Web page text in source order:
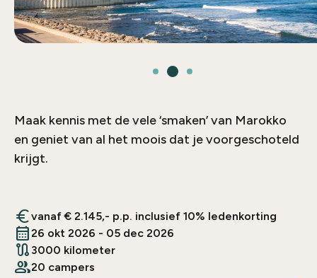
Maak kennis met de vele ‘smaken’ van Marokko
en geniet van al het moois dat je voorgeschoteld
krijgt.
eurovanaf € 2.145,- p.p. inclusief 10% ledenkorting
calendar_month26 okt 2026 - 05 dec 2026
route 3000 kilometer
people20 campers